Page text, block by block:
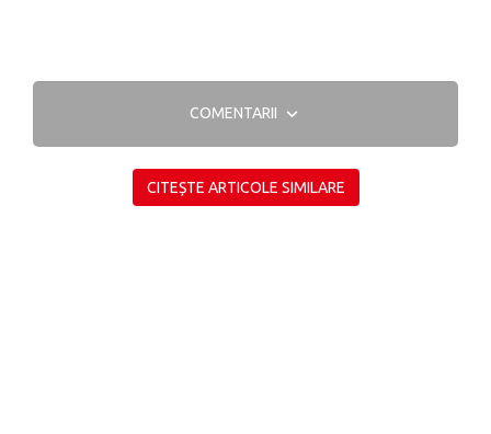
COMENTARII
CITEȘTE ARTICOLE SIMILARE